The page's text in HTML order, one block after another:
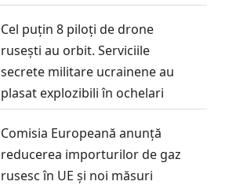
Cel puțin 8 piloți de drone
rusești au orbit. Serviciile
secrete militare ucrainene au
plasat explozibili în ochelari
Comisia Europeană anunță
reducerea importurilor de gaz
rusesc în UE și noi măsuri